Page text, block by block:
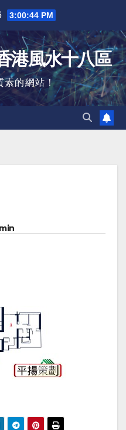
3:00:45 PM
港風水十八區
素的網站！